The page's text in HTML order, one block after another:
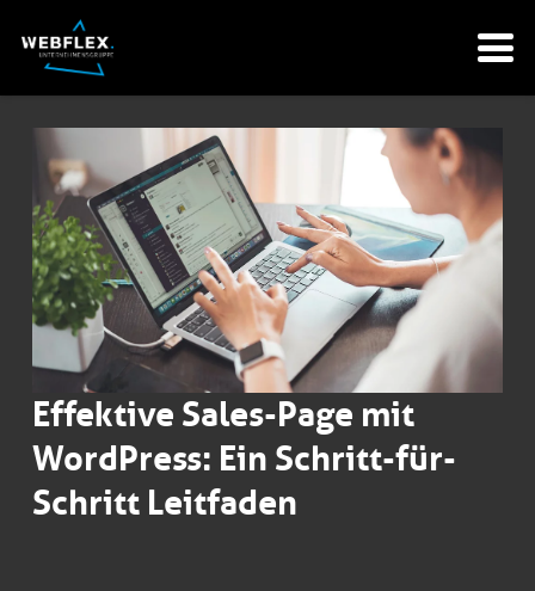
Effektive Sales-Page mit
WordPress: Ein Schritt-für-
Schritt Leitfaden